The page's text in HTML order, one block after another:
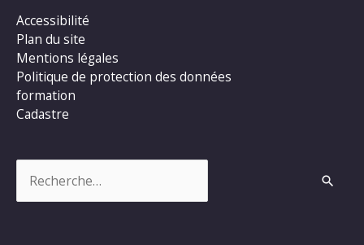
Accessibilité
Plan du site
Mentions légales
Politique de protection des données
formation
Cadastre